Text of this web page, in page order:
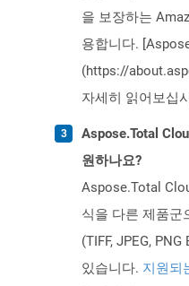
을 보장하는
용합니다.
(https://
자세히 읽어보십
Aspose.Total
원하나요?
Aspose.Total
식을 다른 제품군
(TIFF, JPEG,
있습니다. 지원되